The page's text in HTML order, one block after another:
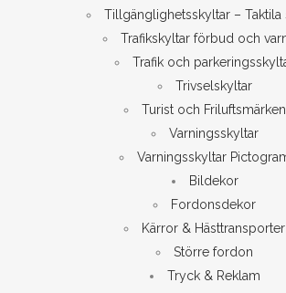
Tillgänglighetsskyltar – Taktila
Trafikskyltar förbud och
Trafik och
Trivselskyltar
Turist och Friluftsmärken
Varningsskyltar
Varningsskyltar
Bildekor
Fordonsdekor
Kärror & Hästtransporter
Större fordon
Tryck & Reklam